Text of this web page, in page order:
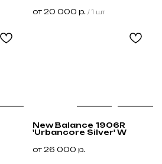
от 20 000 р. / 1 шт
New Balance 1906R
'Urbancore Silver' W
от 26 000 р.